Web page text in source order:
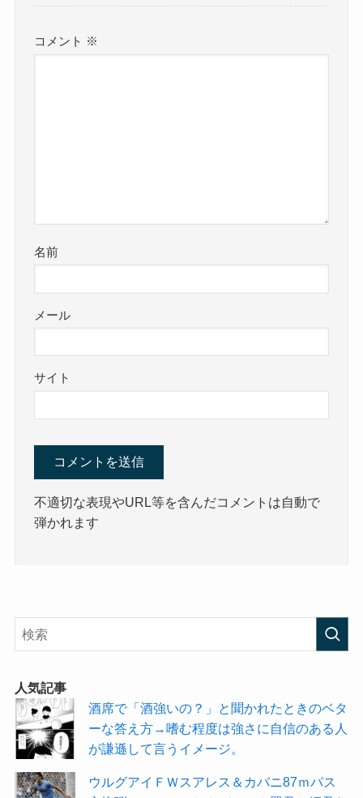
コメント ※
名前
メール
サイト
不適切な表現やURL等を含んだコメントは自動で
弾かれます
人気記事
酒席で「酒強いの？」と聞かれたときのベタ
ーな答え方→嗜む程度は強さに自信のある人
が謙遜して言うイメージ。
ウルグアイＦＷスアレス＆カバニ87ｍパス